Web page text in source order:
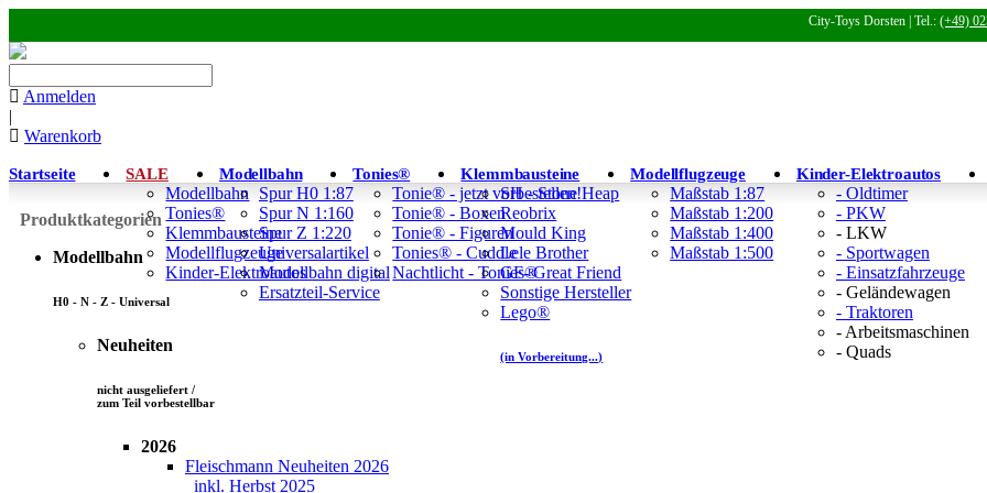
City-Toys Dorsten | Tel.: (+49)
Anmelden
|
Warenkorb
Startseite SALE
Modellbahn
Tonies®
Klemmbausteine
Modellflugzeuge
Kinder-Elektroautos
Modellbahn
Spur H0 1:87
Spur N 1:160
Spur Z 1:220
Universalartikel
Modellbahn digital
Ersatzteil-Service
Tonies®
Tonie® - jetzt vorbestellen!
Tonie® - Boxen
Tonie® - Figuren
Tonies® - Cuddle
Nachtlicht - Tonies®
Klemmbausteine
SH - Stone Heap
Reobrix
Mould King
Lele Brother
GF- Great Friend
Sonstige Hersteller
Lego®
(in Vorbereitung...)
Modellflugzeuge
Maßstab 1:87
Maßstab 1:200
Maßstab 1:400
Maßstab 1:500
Kinder-Elektroautos
- Oldtimer
- PKW
- LKW
- Sportwagen
- Einsatzfahrzeuge
- Geländewagen
- Traktoren
- Arbeitsmaschinen
- Quads
Produktkategorien
Modellbahn
H0 - N - Z - Universal
Neuheiten
nicht ausgeliefert /
zum Teil vorbestellbar
2026
Fleischmann Neuheiten 2026
inkl. Herbst 2025